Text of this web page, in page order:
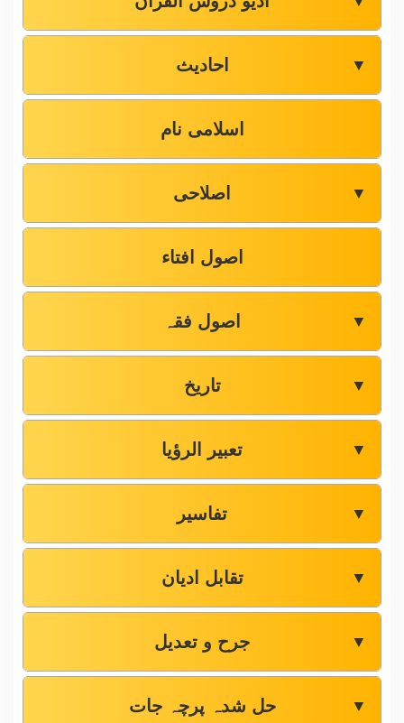
احادیث ▼
اسلامی نام
اصلاحی ▼
اصول افتاء
اصول فقہ ▼
تاریخ ▼
تعبیر الرؤیا ▼
تفاسیر ▼
تقابل ادیان ▼
جرح و تعدیل ▼
حل شدہ پرچہ جات ▼